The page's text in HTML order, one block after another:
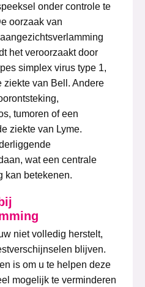
onder controle te
oorzaak van
het veroorzaakt door
simplex virus type 1,
ziekte van Bell. Andere
tumoren of een
ziekte van Lyme.
wat een centrale
kan betekenen.
niet volledig herstelt,
blijven.
is om u te helpen deze
mogelijk te verminderen